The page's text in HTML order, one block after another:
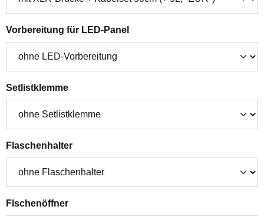
Vorbereitung für LED-Panelauswählen
Setlistklemmeauswählen
Flaschenhalterauswählen
Flschenöffnerauswählen